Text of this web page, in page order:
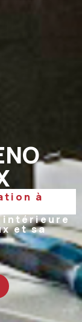
à
intérieure
et sa